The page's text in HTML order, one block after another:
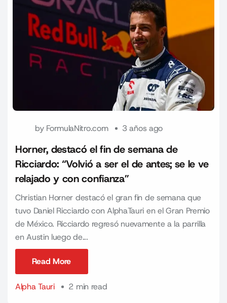
by FormulaNitro.com 3 años ago
Horner, destacó el fin de semana de
Ricciardo: “Volvió a ser el de antes; se le ve
relajado y con confianza”
Christian Horner destacó el gran fin de semana que
tuvo Daniel Ricciardo con AlphaTauri en el Gran Premio
de México. Ricciardo regresó nuevamente a la parrilla
en Austin luego de...
Read More
Alpha Tauri
2 min read